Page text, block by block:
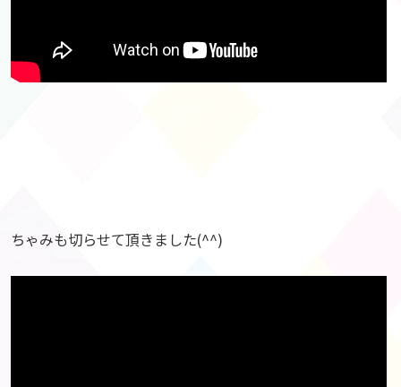
ちゃみも切らせて頂きました(^^)